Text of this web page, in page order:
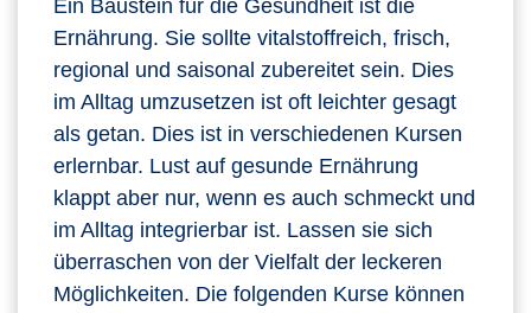
Ein Baustein für die Gesundheit ist die
Ernährung. Sie sollte vitalstoffreich, frisch,
regional und saisonal zubereitet sein. Dies
im Alltag umzusetzen ist oft leichter gesagt
als getan. Dies ist in verschiedenen Kursen
erlernbar. Lust auf gesunde Ernährung
klappt aber nur, wenn es auch schmeckt und
im Alltag integrierbar ist. Lassen sie sich
überraschen von der Vielfalt der leckeren
Möglichkeiten. Die folgenden Kurse können